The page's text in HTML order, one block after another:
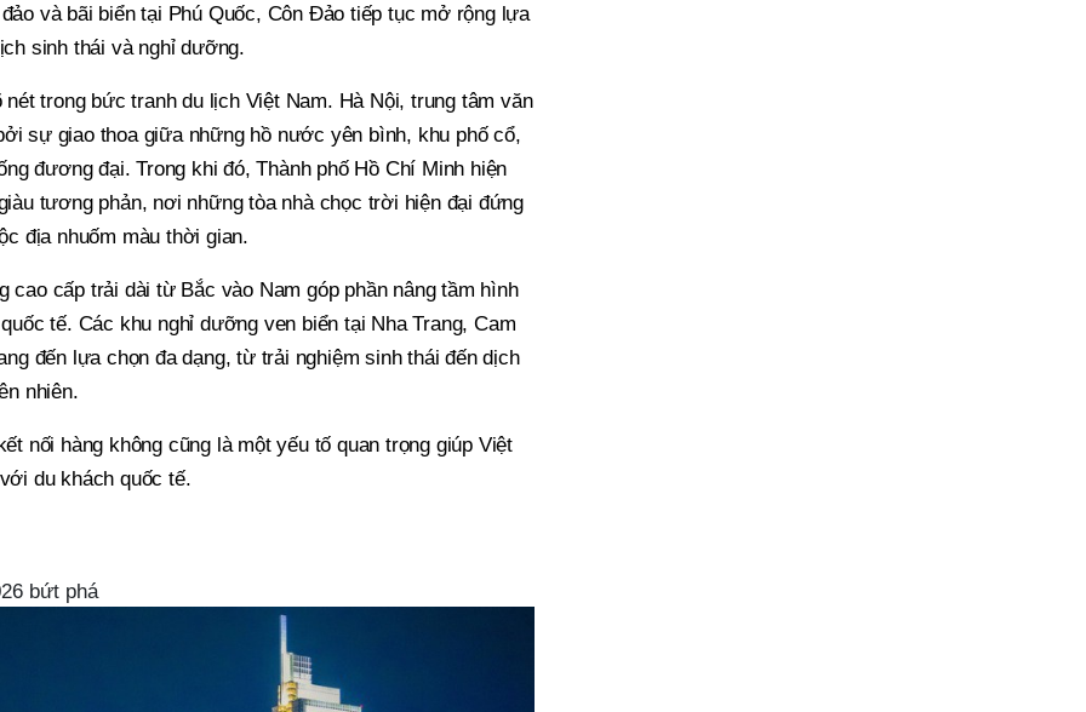
và bãi biển tại Phú Quốc, Côn Đảo tiếp tục mở rộng lựa
sinh thái và nghỉ dưỡng.
trong bức tranh du lịch Việt Nam. Hà Nội, trung tâm văn
sự giao thoa giữa những hồ nước yên bình, khu phố cổ,
đương đại. Trong khi đó, Thành phố Hồ Chí Minh hiện
tương phản, nơi những tòa nhà chọc trời hiện đại đứng
địa nhuốm màu thời gian.
cao cấp trải dài từ Bắc vào Nam góp phần nâng tầm hình
tế. Các khu nghỉ dưỡng ven biển tại Nha Trang, Cam
đến lựa chọn đa dạng, từ trải nghiệm sinh thái đến dịch
nhiên.
nối hàng không cũng là một yếu tố quan trọng giúp Việt
du khách quốc tế.
bứt phá